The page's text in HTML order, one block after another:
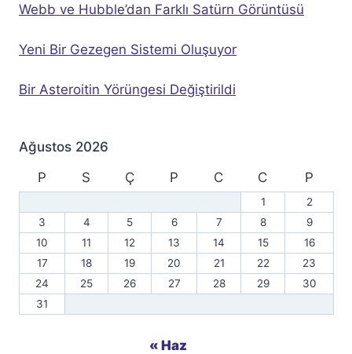
Webb ve Hubble’dan Farklı Satürn Görüntüsü
Yeni Bir Gezegen Sistemi Oluşuyor
Bir Asteroitin Yörüngesi Değiştirildi
Ağustos 2026
P
S Ç P C C P
1
2
3
4 5 6 7 8
9
10
11 12 13 14 15
16
17
18 19 20 21 22
23
24
25 26 27 28 29
30
31
« Haz